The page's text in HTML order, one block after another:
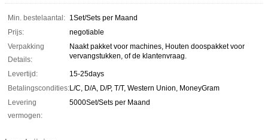
Min. bestelaantal: 1Set/Sets per Maand
Prijs:
negotiable
Verpakking
Details:
Naakt pakket voor machines, Houten doospakket voor
vervangstukken, of de klantenvraag.
Levertijd:
15-25days
Betalingscondities:L/C, D/A, D/P, T/T, Western Union, MoneyGram
Levering
vermogen:
5000Set/Sets per Maand